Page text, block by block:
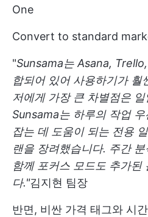
One
Convert to standard
"Sunsama는 Asana,
합되어 있어 사용하기가 훨
저에게 가장 큰 차별점은
Sunsama는 하루의 작업
잡는 데 도움이 되는 전용
랜을 장려했습니다. 주간
함께 포커스 모드도 추가된
다."김지현 팀장
반면, 비싼 가격 태그와 시